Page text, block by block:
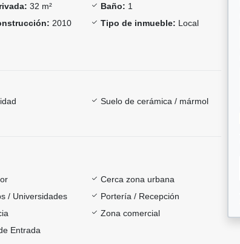
32 m² Baño: 1
2010 Tipo de inmueble: Local
Suelo de cerámica / mármol
Cerca zona urbana
/ Universidades
Portería / Recepción
Zona comercial
Entrada